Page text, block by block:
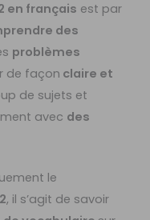
en français est par
des
problèmes
de façon claire et
de sujets et
avec des
le
, il s’agit de savoir